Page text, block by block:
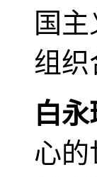
国
组织
白永
心